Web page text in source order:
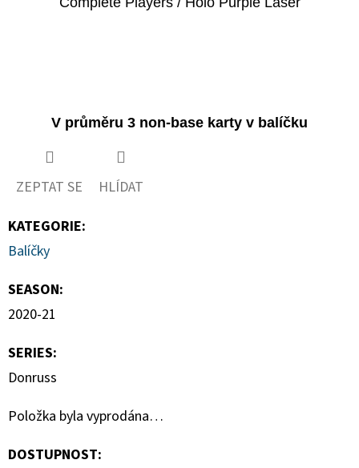
V průměru 3 non-base karty v balíčku
ZEPTAT SE
HLÍDAT
KATEGORIE:
Balíčky
SEASON:
2020-21
SERIES:
Donruss
Položka byla vyprodána…
DOSTUPNOST: